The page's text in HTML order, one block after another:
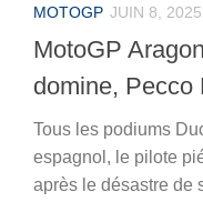
MOTOGP JUIN 8, 2025
MotoGP
domine, Pecco
Tous les podiums
espagnol, le pilote
après le désastre de